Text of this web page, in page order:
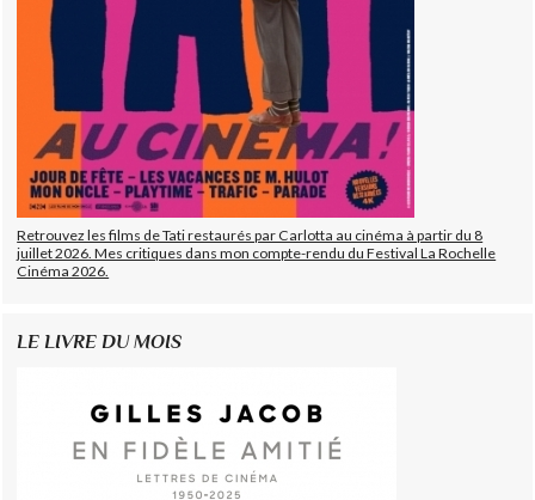
Retrouvez les films de Tati restaurés par Carlotta au cinéma à partir du 8
juillet 2026. Mes critiques dans mon compte-rendu du Festival La Rochelle
Cinéma 2026.
LE LIVRE DU MOIS